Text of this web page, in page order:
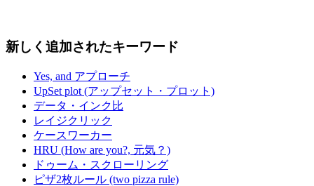
新しく追加されたキーワード
Yes, and アプローチ
UpSet plot (アップセット・プロット)
データ・インク比
レイジクリック
ケースワーカー
HRU (How are you?, 元気？)
ドゥーム・スクローリング
ピザ2枚ルール (two pizza rule)